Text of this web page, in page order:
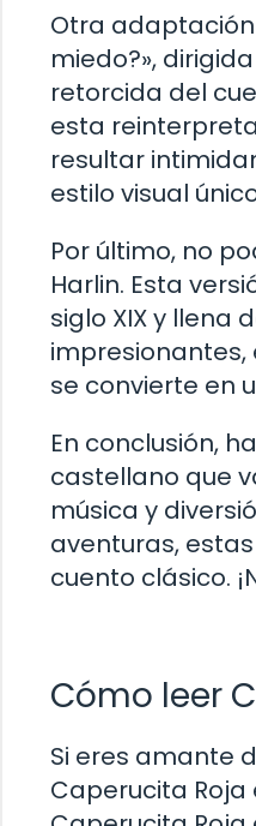
Otra adaptación
miedo?»,
retorcida del
esta
resultar
estilo visual
Por último, no
Harlin. Esta
siglo XIX y llena
impresionantes,
se convierte en
En conclusión,
castellano que
música y
aventuras,
cuento clásico.
Cómo leer
Si eres amante
Caperucita